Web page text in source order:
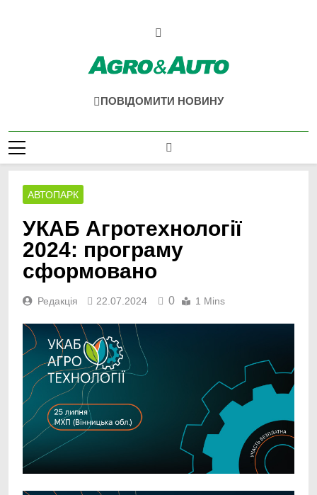
Agro & Auto
ПОВІДОМИТИ НОВИНУ
АВТОПАРК
УКАБ Агротехнології
2024: програму
сформовано
Редакція 22.07.2024 0 1 Mins